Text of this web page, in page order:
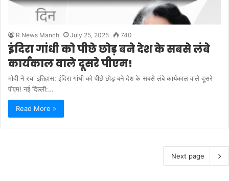
R News Manch July 25, 2025 740
इंदिरा गांधी को पीछे छोड़ बने देश के सबसे लंबे
कार्यकाल वाले दूसरे पीएम!
मोदी ने रचा इतिहास: इंदिरा गांधी को पीछे छोड़ बने देश के सबसे लंबे कार्यकाल वाले दूसरे
पीएम! नई दिल्ली:…
Read More »
Next page